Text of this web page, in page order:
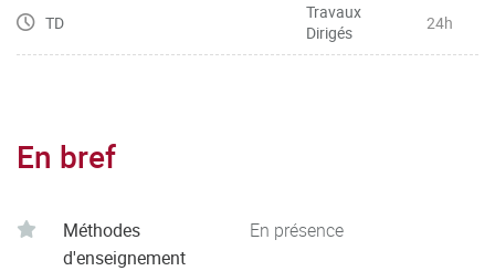
TD
Travaux
Dirigés
24h
En bref
Méthodes
d'enseignement
En présence